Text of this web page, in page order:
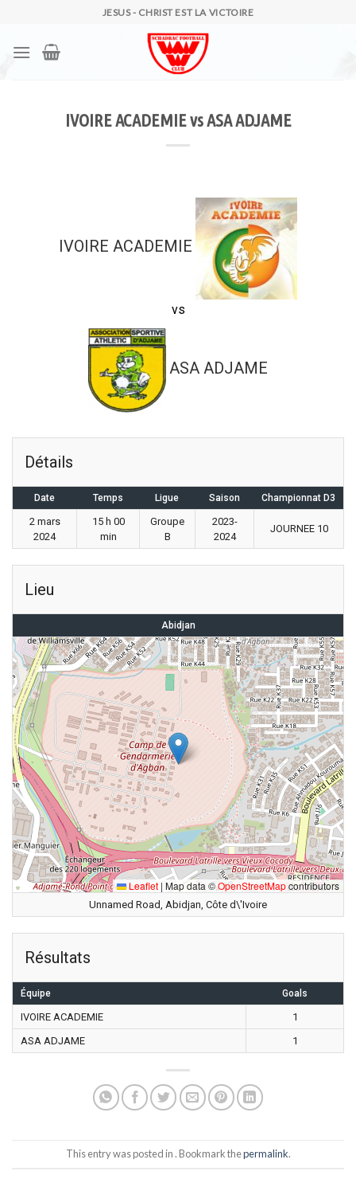
content
JESUS - CHRIST EST LA VICTOIRE
IVOIRE ACADEMIE vs ASA ADJAME
IVOIRE ACADEMIE
vs
ASA ADJAME
Détails
Date Temps Ligue Saison Championnat D3
2 mars
2024
15 h 00
min
Groupe
B
2023-
2024
JOURNEE 10
Lieu
Abidjan
Leaflet | Map data ©OpenStreetMapcontributors
Unnamed Road, Abidjan, Côte d\'Ivoire
Résultats
Équipe Goals
IVOIRE ACADEMIE
1
ASA ADJAME
1
This entry was posted in . Bookmark thepermalink.